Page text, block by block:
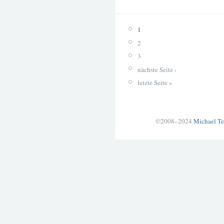
1
2
3
nächste Seite ›
letzte Seite »
©2008–2024 Michael